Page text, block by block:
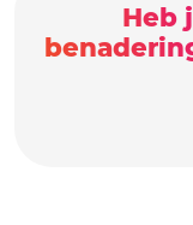
Heb